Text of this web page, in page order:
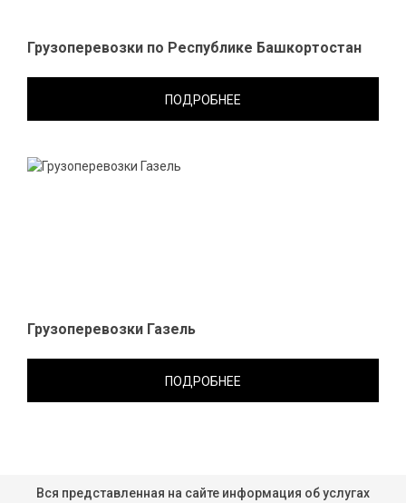
Грузоперевозки по Республике Башкортостан
ПОДРОБНЕЕ
Грузоперевозки Газель
ПОДРОБНЕЕ
Вся представленная на сайте информация об услугах